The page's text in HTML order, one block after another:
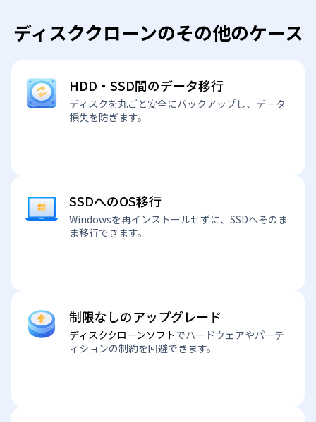
ディスククローンのその他のケース
HDD・SSD間のデータ移行
ディスクを丸ごと安全にバックアップし、データ
損失を防ぎます。
SSDへのOS移行
Windowsを再インストールせずに、SSDへそのま
ま移行できます。
制限なしのアップグレード
ディスククローンソフトでハードウェアやパーテ
ィションの制約を回避できます。